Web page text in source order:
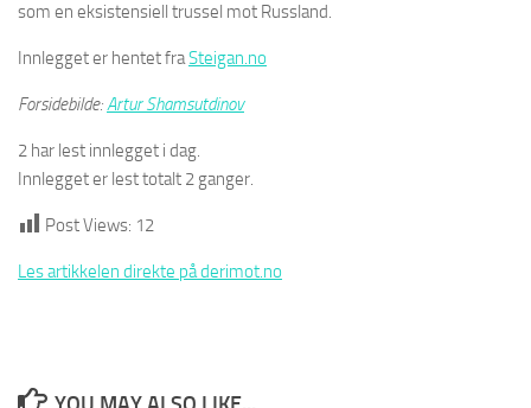
som en eksistensiell trussel mot Russland.
Innlegget er hentet fraSteigan.no
Forsidebilde:Artur Shamsutdinov
2 har lest innlegget i dag.
Innlegget er lest totalt 2 ganger.
Post Views: 12
Les artikkelen direkte på derimot.no